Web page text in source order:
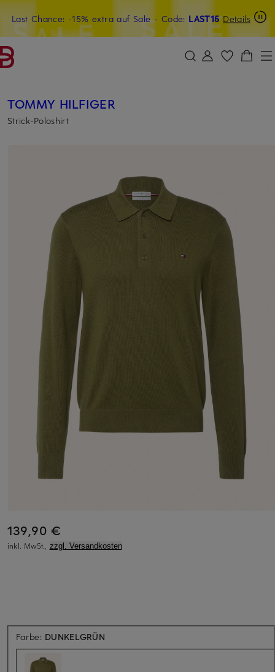
ZUM HAUPTINHALT ÜBERSPRINGEN ZUM SUCHFELD ÜBERSPRINGEN
Last Chance: -15% extra auf Sale- Code: LAST15 Details
20€-Willkommensgutschein mit Beyond sichern
TOMMY HILFIGER
Strick-Poloshirt
139,90 €
inkl. MwSt., zzgl. Versandkosten
Farbe: DUNKELGRÜN